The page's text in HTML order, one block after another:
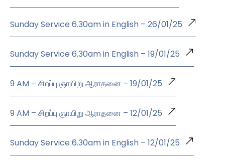
Sunday Service 6.30am in English – 26/01/25
Sunday Service 6.30am in English – 19/01/25
9 AM – சிறப்பு ஞாயிறு ஆராதனை – 19/01/25
9 AM – சிறப்பு ஞாயிறு ஆராதனை – 12/01/25
Sunday Service 6.30am in English – 12/01/25